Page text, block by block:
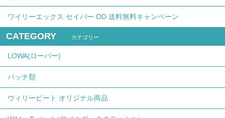
ワイリーエックス セイバー OD 送料無料キャンペーン
CATEGORY カテゴリー
LOWA(ローバー)
パッチ類
ウィリーピート オリジナル商品